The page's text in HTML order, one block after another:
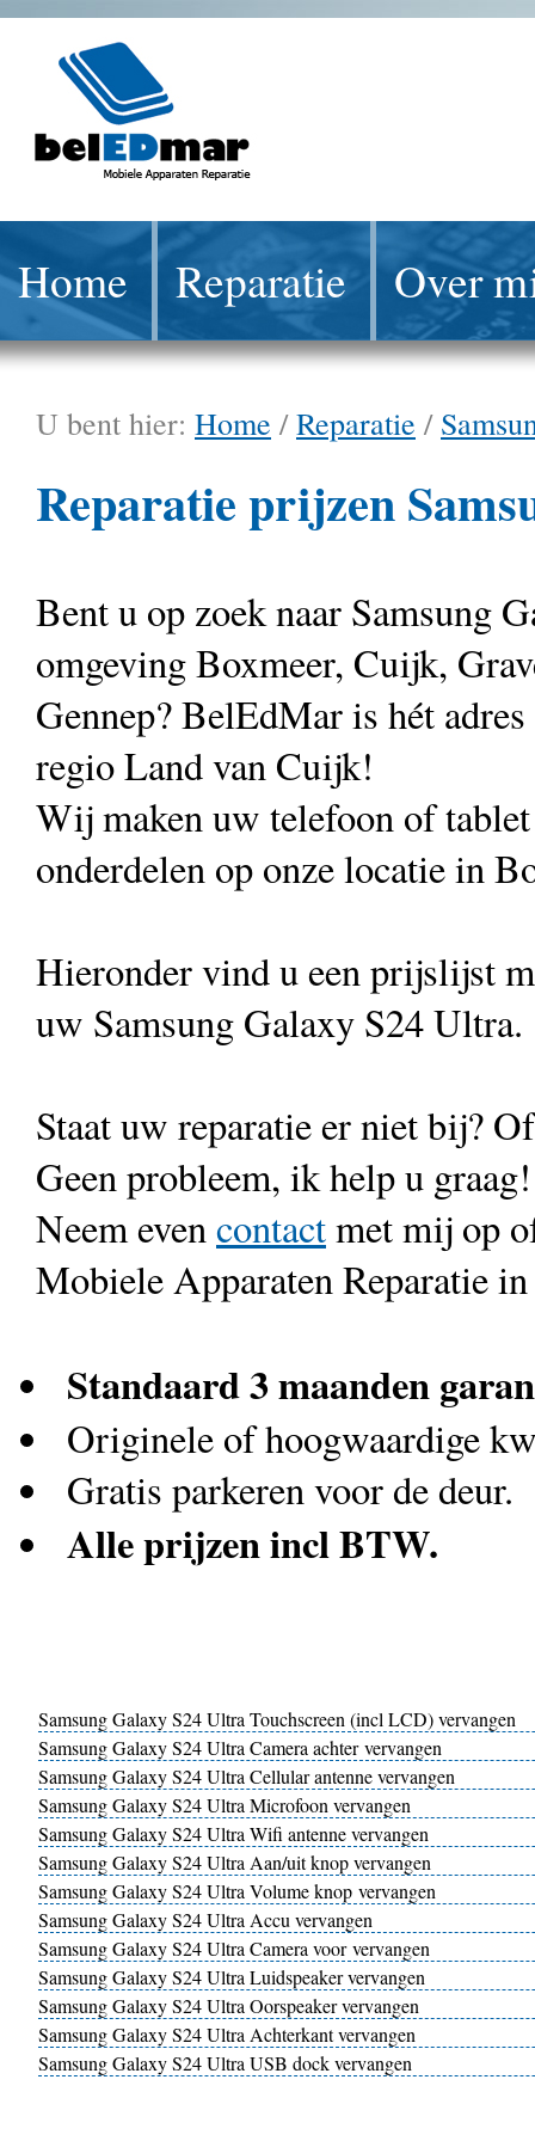
Home Reparatie Over
U bent hier: Home /Reparatie /
Reparatie prijzen
Bent u op zoek naar Samsung
omgeving Boxmeer, Cuijk,
Gennep? BelEdMar is hét
regio Land van Cuijk!
Wij maken uw telefoon of
onderdelen op onze locatie in
Hieronder vind u een prijslijst
uw Samsung Galaxy S24 Ultra.
Staat uw reparatie er niet bij?
Geen probleem, ik help u graag!
Neem evencontactmet mij op
Mobiele Apparaten Reparatie
Standaard 3 maanden
Originele of hoogwaardige
Gratis parkeren voor de deur.
Alle prijzen incl BTW.
Samsung Galaxy S24 Ultra Touchscreen (incl LCD) vervangen
Samsung Galaxy S24 Ultra Camera achter vervangen
Samsung Galaxy S24 Ultra Cellular antenne vervangen
Samsung Galaxy S24 Ultra Microfoon vervangen
Samsung Galaxy S24 Ultra Wifi antenne vervangen
Samsung Galaxy S24 Ultra Aan/uit knop vervangen
Samsung Galaxy S24 Ultra Volume knop vervangen
Samsung Galaxy S24 Ultra Accu vervangen
Samsung Galaxy S24 Ultra Camera voor vervangen
Samsung Galaxy S24 Ultra Luidspeaker vervangen
Samsung Galaxy S24 Ultra Oorspeaker vervangen
Samsung Galaxy S24 Ultra Achterkant vervangen
Samsung Galaxy S24 Ultra USB dock vervangen